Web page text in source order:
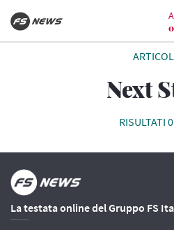
Next
RISULTATI
La testata online del Gruppo FS